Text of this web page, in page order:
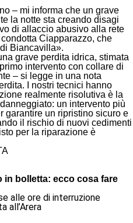
– mi informa che un grave
la notte sta creando disagi
di allaccio abusivo alla rete
Ciapparazzo, che
Biancavilla».
grave perdita idrica, stimata
intervento con collare di
– si legge in una nota
I nostri tecnici hanno
realmente risolutiva è la
un intervento più
garantire un ripristino sicuro e
il rischio di nuovi cedimenti
per la riparazione è
in bolletta: ecco cosa fare
alle ore di interruzione
all’Arera